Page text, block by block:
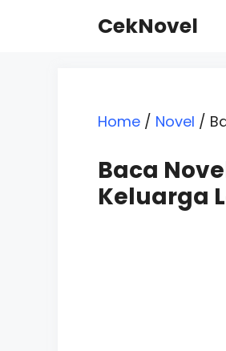
CekNovel
Home / Novel /
Baca
Keluarga